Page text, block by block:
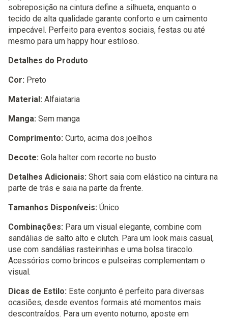
sobreposição na cintura define a silhueta, enquanto o
tecido de alta qualidade garante conforto e um caimento
impecável. Perfeito para eventos sociais, festas ou até
mesmo para um happy hour estiloso.
Detalhes do Produto
Cor: Preto
Material: Alfaiataria
Manga: Sem manga
Comprimento: Curto, acima dos joelhos
Decote: Gola halter com recorte no busto
Detalhes Adicionais: Short saia com elástico na cintura na
parte de trás e saia na parte da frente.
Tamanhos Disponíveis: Único
Combinações: Para um visual elegante, combine com
sandálias de salto alto e clutch. Para um look mais casual,
use com sandálias rasteirinhas e uma bolsa tiracolo.
Acessórios como brincos e pulseiras complementam o
visual.
Dicas de Estilo: Este conjunto é perfeito para diversas
ocasiões, desde eventos formais até momentos mais
descontraídos. Para um evento noturno, aposte em